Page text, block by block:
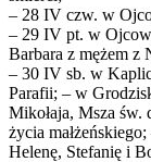
– 28 IV czw. w
– 29 IV pt. w
Barbara z mężem z
– 30 IV sb. w
Parafii; – w
Mikołaja, Msza św.
życia
Helenę, Stefanię i